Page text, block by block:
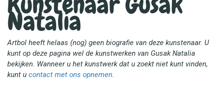
Natalia
Artbol heeft helaas (nog) geen biografie van deze kunstenaar. U
kunt op deze pagina wel de kunstwerken van Gusak Natalia
bekijken. Wanneer u het kunstwerk dat u zoekt niet kunt vinden,
kunt u contact met ons opnemen.